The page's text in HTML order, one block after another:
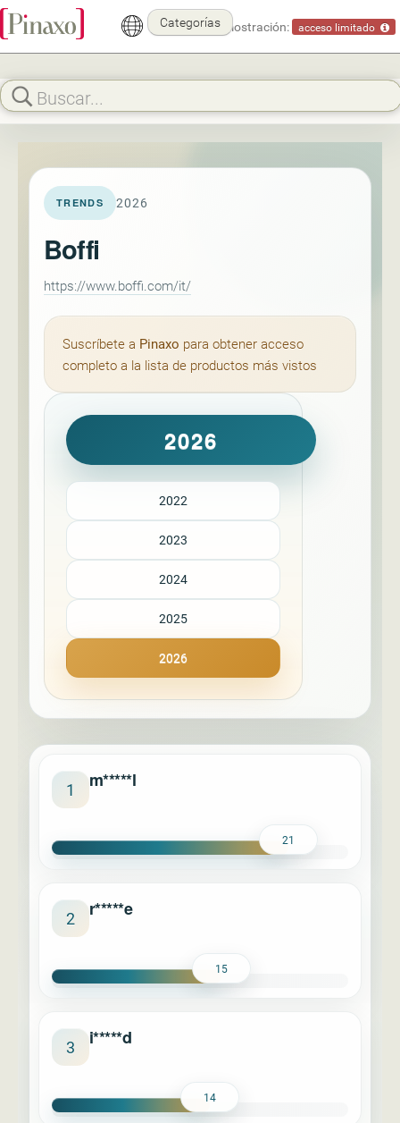
Modo demostración: acceso limitado
Categorías
TRENDS 2026
Boffi
https://www.boffi.com/it/
Suscríbete a Pinaxo para obtener acceso
completo a la lista de productos más vistos
2026
2022
2023
2024
2025
2026
1 m*****l
21
2 r*****e
15
3 i*****d
14